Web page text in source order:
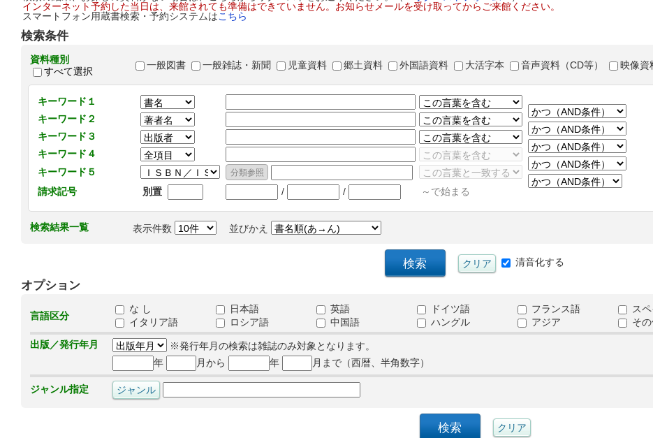
インターネット予約した当日は、来館されても準備はできていません。お知らせメールを受け取ってからご来館ください。
スマートフォン用蔵書検索・予約システムはこちら
検索条件
資料種別
すべて選択
一般図書 一般雑誌・新聞 児童資料 郷土資料 外国語資料 大活字本 音声資料（CD等） 映像資
キーワード１
キーワード２
キーワード３
キーワード４
キーワード５
請求記号
別置 / / ～で始まる
検索結果一覧 表示件数 並びかえ
清音化する
オプション
言語区分
な し 日本語 英語 ドイツ語 フランス語 ス
イタリア語
ロシア語 中国語 ハングル アジア
そ
出版／発行年月
※発行年月の検索は雑誌のみ対象となります。
年
月から 年 月まで（西暦、半角数字）
ジャンル指定